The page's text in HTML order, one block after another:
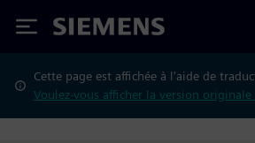
Siemens
Cette page est affichée à l'aide de
Voulez-vous afficher la version originale